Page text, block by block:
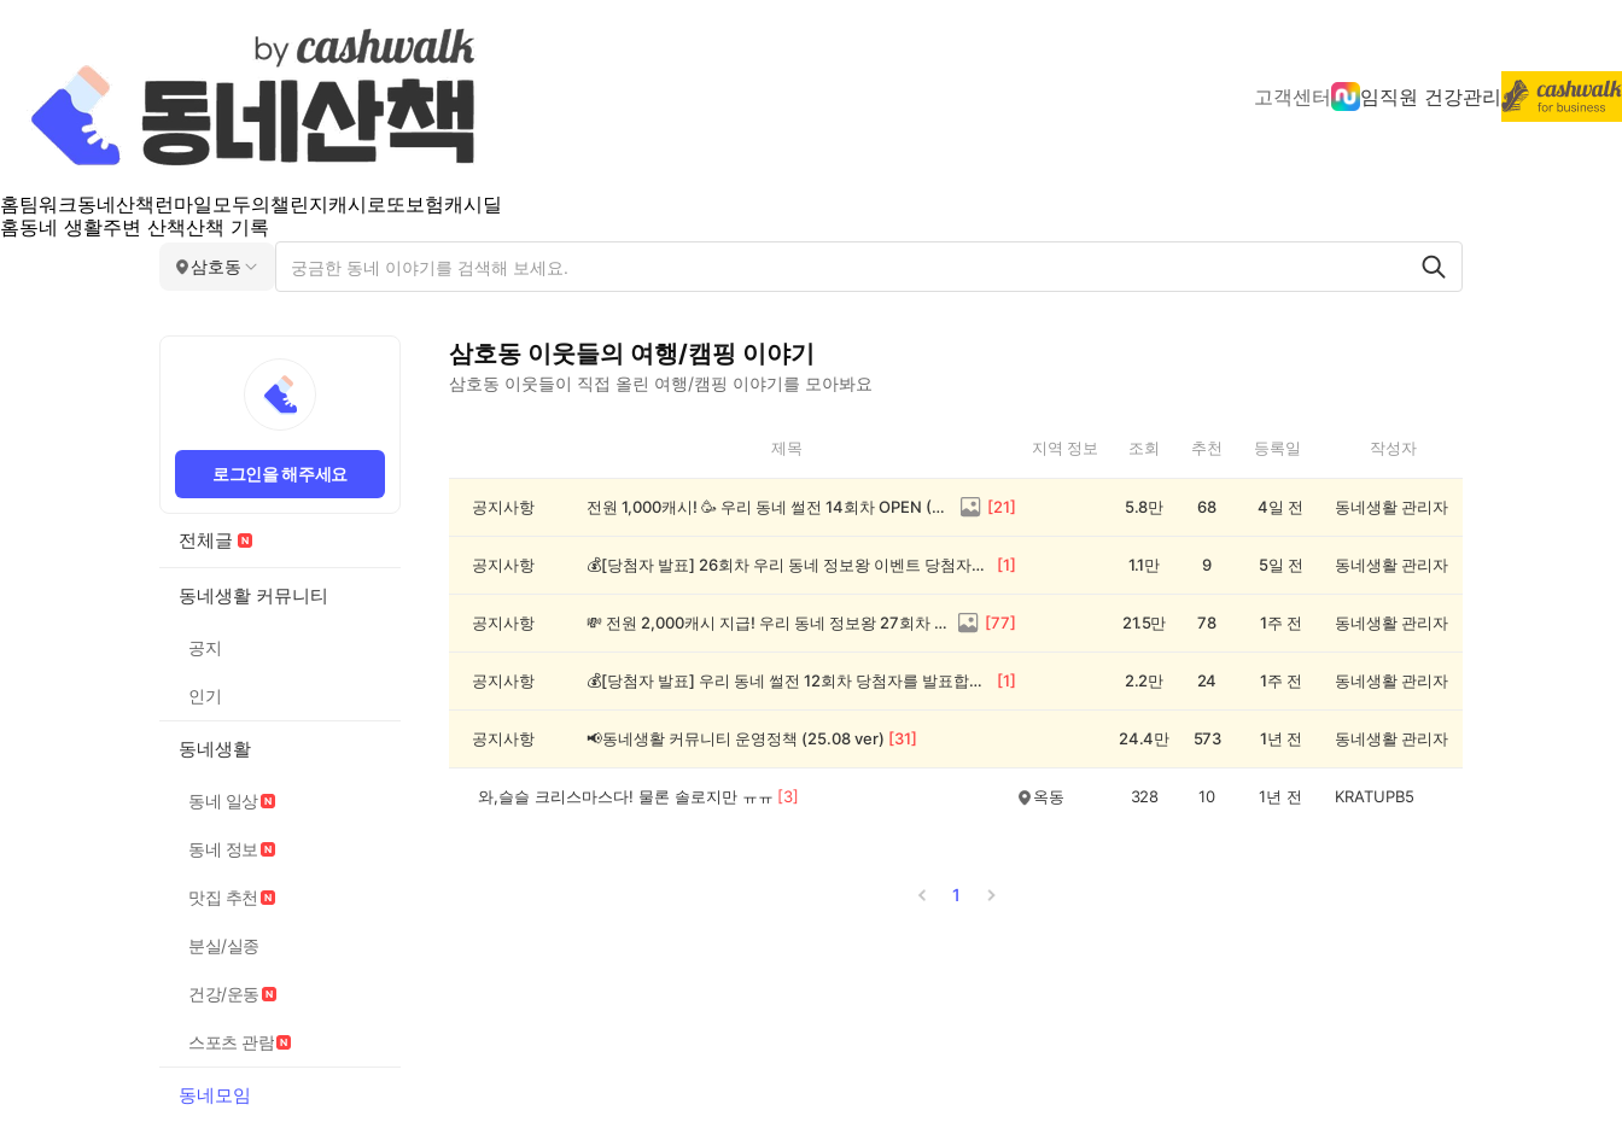
고객센터 임직원 건강관리
홈팀워크동네산책 런마일모두의챌린지캐시로또보험캐시딜
홈동네 생활주변 산책산책 기록
삼호동
로그인을 해주세요
전체글
동네생활 커뮤니티
공지
인기
동네생활
동네 일상
동네 정보
맛집 추천
분실/실종
건강/운동
스포츠 관람
동네모임
삼호동 이웃들의 여행/캠핑 이야기
삼호동 이웃들이 직접 올린 여행/캠핑 이야기를 모아봐요
동
제목 지역 정보 조회 추천 등록일 작성자
공지사항 전원 1,000캐시! 🥳 우리 동네 썰전 14회차 OPEN (~8/17) [21] 5.8만 68 4일 전 동네생활 관리자
공지사항 💰[당첨자 발표] 26회차 우리 동네 정보왕 이벤트 당첨자를 발표합니다! [1] 1.1만 9 5일 전 동네생활 관리자
공지사항 💸 전원 2,000캐시 지급! 우리 동네 정보왕 27회차 (~8/10) [77] 21.5만 78 1주 전 동네생활 관리자
공지사항 💰[당첨자 발표] 우리 동네 썰전 12회차 당첨자를 발표합니다! [1] 2.2만 24 1주 전 동네생활 관리자
공지사항 📢동네생활 커뮤니티 운영정책 (25.08 ver) [31] 24.4만 573 1년 전 동네생활 관리자
와,슬슬 크리스마스다! 물론 솔로지만 ㅠㅠ [3] 옥동 328 10 1년 전 KRATUPB5
1